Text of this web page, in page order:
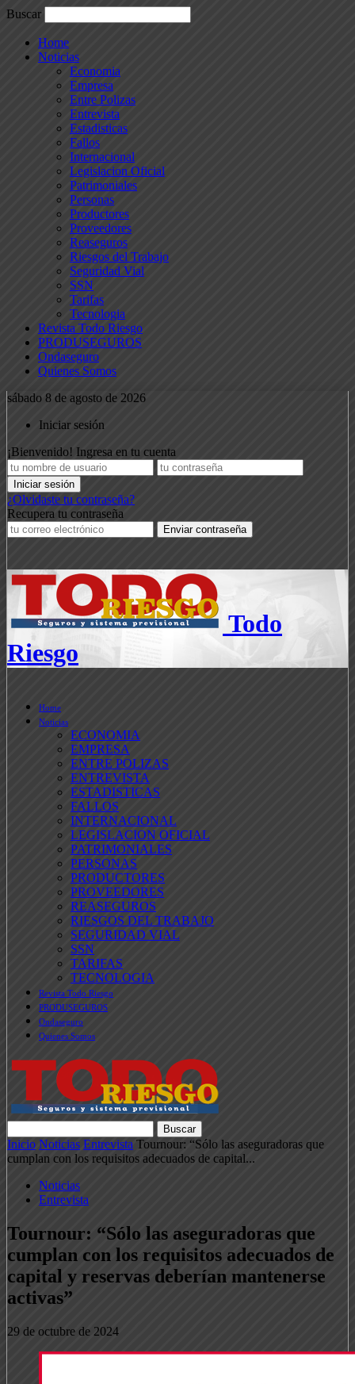
Buscar
Home
Noticias
Economia
Empresa
Entre Polizas
Entrevista
Estadisticas
Fallos
Internacional
Legislacion Oficial
Patrimoniales
Personas
Productores
Proveedores
Reaseguros
Riesgos del Trabajo
Seguridad Vial
SSN
Tarifas
Tecnologia
Revista Todo Riesgo
PRODUSEGUROS
Ondaseguro
Quienes Somos
sábado 8 de agosto de 2026
Iniciar sesión
¡Bienvenido! Ingresa en tu cuenta
¿Olvidaste tu contraseña?
Recupera tu contraseña
Todo
Riesgo
Home
Noticias
ECONOMIA
EMPRESA
ENTRE POLIZAS
ENTREVISTA
ESTADISTICAS
FALLOS
INTERNACIONAL
LEGISLACION OFICIAL
PATRIMONIALES
PERSONAS
PRODUCTORES
PROVEEDORES
REASEGUROS
RIESGOS DEL TRABAJO
SEGURIDAD VIAL
SSN
TARIFAS
TECNOLOGIA
Revista Todo Riesgo
PRODUSEGUROS
Ondaseguro
Quienes Somos
Inicio Noticias Entrevista Tournour: “Sólo las aseguradoras que
cumplan con los requisitos adecuados de capital...
Noticias
Entrevista
Tournour: “Sólo las aseguradoras que
cumplan con los requisitos adecuados de
capital y reservas deberían mantenerse
activas”
29 de octubre de 2024